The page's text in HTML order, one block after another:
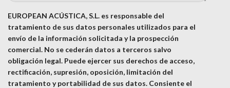
EUROPEAN ACÚSTICA, S.L. es responsable del
tratamiento de sus datos personales utilizados para el
envío de la información solicitada y la prospección
comercial. No se cederán datos a terceros salvo
obligación legal. Puede ejercer sus derechos de acceso,
rectificación, supresión, oposición, limitación del
tratamiento y portabilidad de sus datos. Consiente el